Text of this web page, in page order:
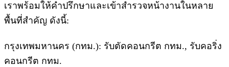
เราพร้อมให้คำปรึกษาและเข้าสำรวจหน้างานในหลาย
พื้นที่สำคัญ ดังนี้:
กรุงเทพมหานคร (กทม.): รับตัดคอนกรีต กทม., รับคอริ่ง
คอนกรีต กทม.